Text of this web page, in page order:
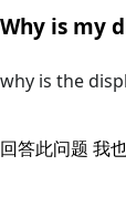
Why is my
why is the
回答此问题 我